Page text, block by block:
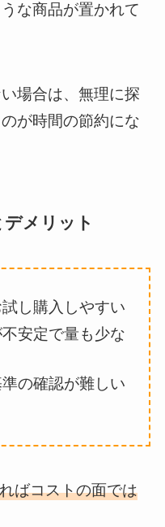
な商品が置かれて
場合は、無理に探
が時間の節約にな
メリット
し購入しやすい
安定で量も少な
の確認が難しい
ばコストの面では